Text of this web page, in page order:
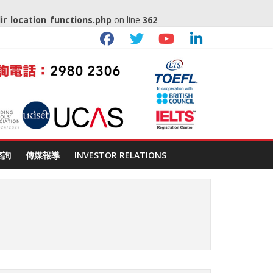
on line 362
詢 傳媒報導 INVESTOR RELATIONS